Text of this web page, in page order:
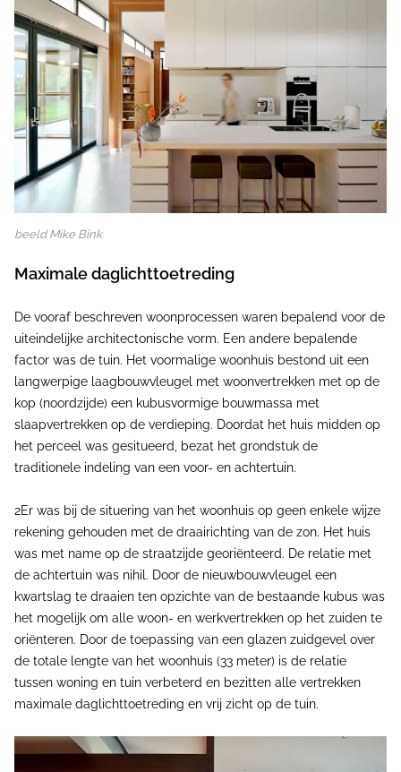
beeld Mike Bink
Maximale daglichttoetreding
De vooraf beschreven woonprocessen waren bepalend voor de
uiteindelijke architectonische vorm. Een andere bepalende
factor was de tuin. Het voormalige woonhuis bestond uit een
langwerpige laagbouwvleugel met woonvertrekken met op de
kop (noordzijde) een kubusvormige bouwmassa met
slaapvertrekken op de verdieping. Doordat het huis midden op
het perceel was gesitueerd, bezat het grondstuk de
traditionele indeling van een voor- en achtertuin.
2Er was bij de situering van het woonhuis op geen enkele wijze
rekening gehouden met de draairichting van de zon. Het huis
was met name op de straatzijde georiënteerd. De relatie met
de achtertuin was nihil. Door de nieuwbouwvleugel een
kwartslag te draaien ten opzichte van de bestaande kubus was
het mogelijk om alle woon- en werkvertrekken op het zuiden te
oriënteren. Door de toepassing van een glazen zuidgevel over
de totale lengte van het woonhuis (33 meter) is de relatie
tussen woning en tuin verbeterd en bezitten alle vertrekken
maximale daglichttoetreding en vrij zicht op de tuin.